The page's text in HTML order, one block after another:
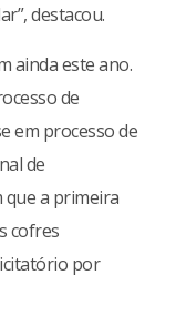
destacou.
ainda este ano.
de
em processo de
de
que a primeira
cofres
por